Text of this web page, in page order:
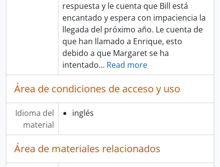
respuesta y le cuenta que Bill está
encantado y espera con impaciencia la
llegada del próximo año. Le cuenta de
que han llamado a Enrique, esto
debido a que Margaret se ha
intentado… Read more
Área de condiciones de acceso y uso
Idioma del
material
inglés
Área de materiales relacionados